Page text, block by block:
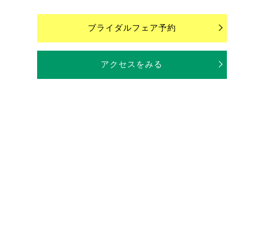
ブライダルフェア予約
アクセスをみる